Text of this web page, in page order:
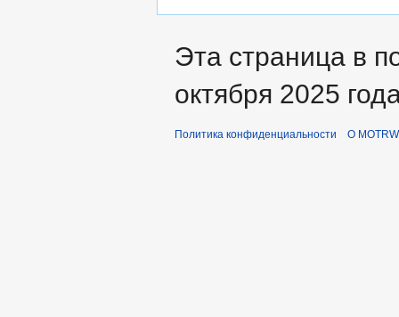
Эта страница в
октября 2025
Политика конфиденциальности О